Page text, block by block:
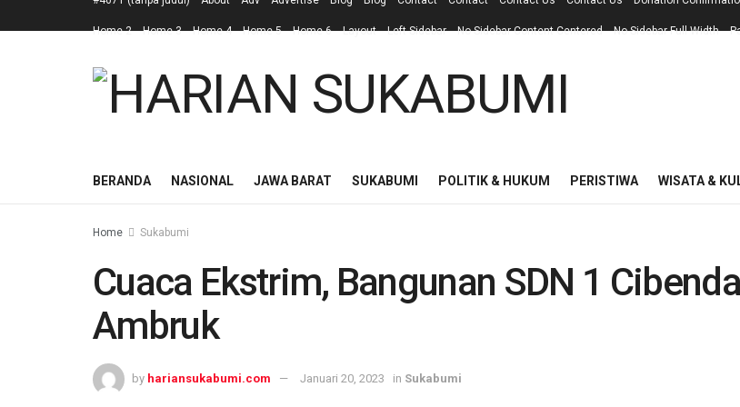
Home 2 Home 3 Home 4 Home 5 Home 6 Layout Left Sidebar No Sidebar Content Centered No Sidebar Full Width
BERANDA NASIONAL JAWA BARAT SUKABUMI POLITIK & HUKUM PERISTIWA WISATA &
Home Sukabumi
Cuaca Ekstrim, Bangunan SDN 1 Cibenda
Ambruk
by hariansukabumi.com Januari 20, 2023 in Sukabumi